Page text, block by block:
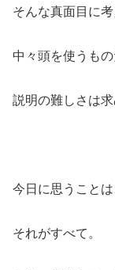
そんな真面目に
中々頭を使うも
説明の難しさは
今日に思うこと
それがすべて。